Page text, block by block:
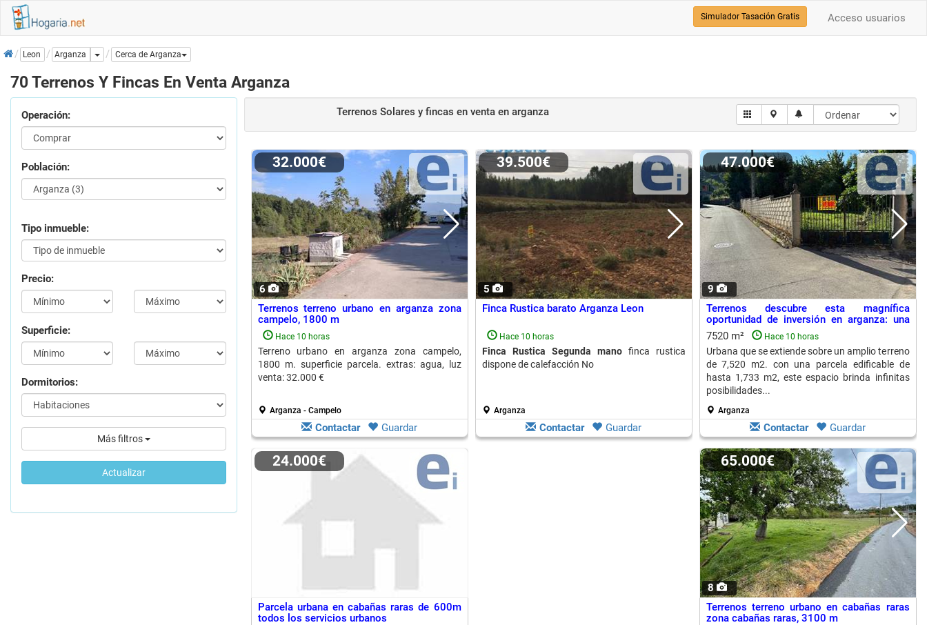
Acceso usuarios
Simulador Tasación Gratis
InicioLeon Arganza Dropdown
Cerca de Arganza
70 Terrenos Y Fincas En Venta Arganza
Operación:
Población:
Tipo inmueble:
Precio:
Superficie:
Dormitorios:
Más filtros
Actualizar
Terrenos Solares y fincas en venta en arganza
6
32.000€
Terrenos terreno urbano en arganza zona
campelo, 1800 m
Hace 10 horas
Terreno urbano en arganza zona campelo,
1800 m. superficie parcela. extras: agua, luz
venta: 32.000 €
Arganza - Campelo
Contactar Guardar
5
39.500€
Finca Rustica barato Arganza Leon
Hace 10 horas
Finca Rustica Segunda manofinca rustica
dispone de calefacción No
Arganza
Contactar Guardar
9
47.000€
Terrenos descubre esta magnífica
oportunidad de inversión en arganza: una
finca...
7520 m² Hace 10 horas
Urbana que se extiende sobre un amplio terreno
de 7,520 m2. con una parcela edificable de
hasta 1,733 m2, este espacio brinda infinitas
posibilidades...
Arganza
Contactar Guardar
24.000€
Parcela urbana en cabañas raras de 600m
todos los servicios urbanos
8
65.000€
Terrenos terreno urbano en cabañas raras
zona cabañas raras, 3100 m